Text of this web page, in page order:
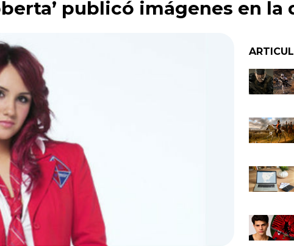
publicó imágenes en la